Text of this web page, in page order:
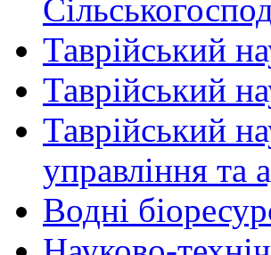
Таврійський
Таврійський
Таврійський
управління та
Водні